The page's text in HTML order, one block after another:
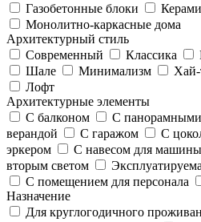
Газобетонные блоки
Монолитно-каркасные дома
Архитектурный стиль
Современный
Классика
Шале
Минимализм Хай-
Лофт
Архитектурные элементы
С балконом
С
верандой
С гаражом С
эркером
С навесом для машины
вторым светом
С помещением для персонала
Назначение
Для круглогодичного